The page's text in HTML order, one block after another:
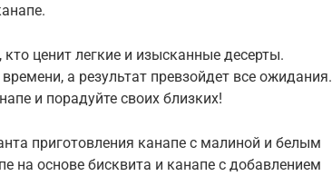
ценит легкие и изысканные десерты.
а результат превзойдет все ожидания.
и порадуйте своих близких!
приготовления канапе с малиной и белым
на основе бисквита и канапе с добавлением